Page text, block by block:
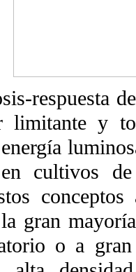
respuesta
limitante y
cultivos
gran
o a